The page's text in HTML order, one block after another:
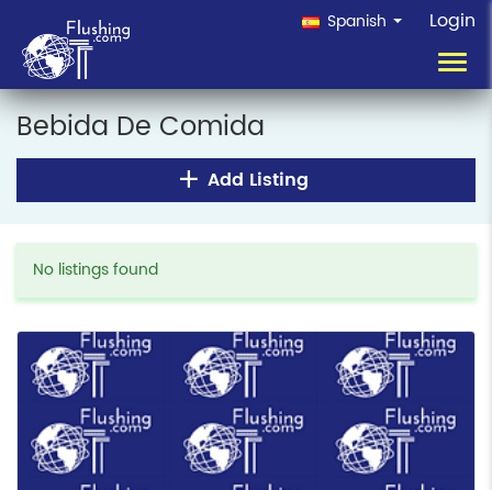
Spanish Login
Bebida De Comida
Add Listing
No listings found